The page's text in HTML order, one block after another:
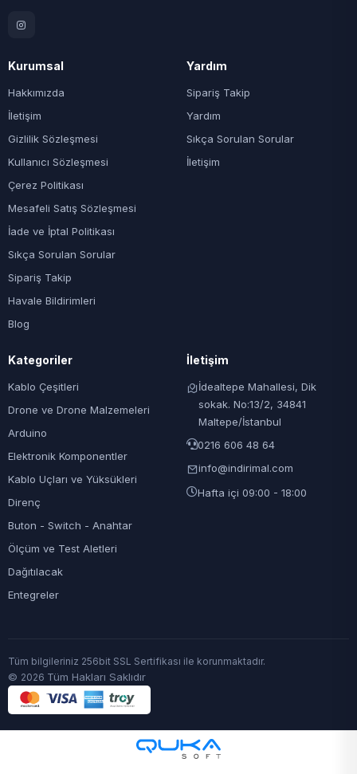
Kurumsal
Hakkımızda
İletişim
Gizlilik Sözleşmesi
Kullanıcı Sözleşmesi
Çerez Politikası
Mesafeli Satış Sözleşmesi
İade ve İptal Politikası
Sıkça Sorulan Sorular
Sipariş Takip
Havale Bildirimleri
Blog
Yardım
Sipariş Takip
Yardım
Sıkça Sorulan Sorular
İletişim
Kategoriler
Kablo Çeşitleri
Drone ve Drone Malzemeleri
Arduino
Elektronik Komponentler
Kablo Uçları ve Yüksükleri
Direnç
Buton - Switch - Anahtar
Ölçüm ve Test Aletleri
Dağıtılacak
Entegreler
İletişim
İdealtepe Mahallesi, Dik
sokak. No:13/2, 34841
Maltepe/İstanbul
0216 606 48 64
info@indirimal.com
Hafta içi 09:00 - 18:00
Tüm bilgileriniz 256bit SSL Sertifikası ile korunmaktadır.
© 2026 Tüm Hakları Saklıdır